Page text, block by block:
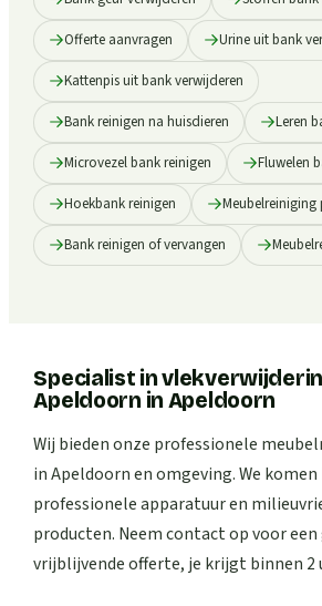
Offerte aanvragen Urine uit bank
Kattenpis uit bank verwijderen
Bank reinigen na huisdieren Leren
Microvezel bank reinigen Fluwelen
Hoekbank reinigen Meubelreiniging
Bank reinigen of vervangen
Specialist in
ApeldoorninApeldoorn
Wij bieden onze professionele
in Apeldoorn en omgeving. We
professionele apparatuur en
producten. Neem contact op voor
vrijblijvende offerte, je krijgt binnen 2